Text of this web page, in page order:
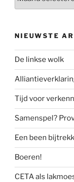
NIEUWSTE
De linkse wolk
Tijd voor
Samenspel?
Een been
Boeren!
CETA als